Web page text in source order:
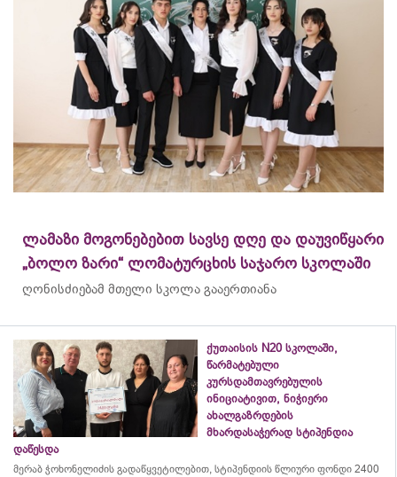
ლამაზი მოგონებებით სავსე დღე და დაუვიწყარი
„ბოლო ზარი“ ლომატურცხის საჯარო სკოლაში
ღონისძიებამ მთელი სკოლა გააერთიანა
ქუთაისის N20 სკოლაში,
წარმატებული
კურსდამთავრებულის
ინიციატივით, ნიჭიერი
ახალგაზრდების
მხარდასაჭერად სტიპენდია
დაწესდა
მერაბ ჭოხონელიძის გადაწყვეტილებით, სტიპენდიის წლიური ფონდი 2400